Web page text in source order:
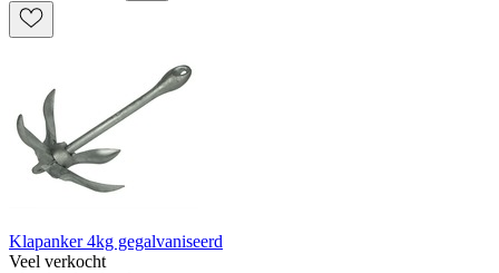
Klapanker 4kg gegalvaniseerd
Veel verkocht